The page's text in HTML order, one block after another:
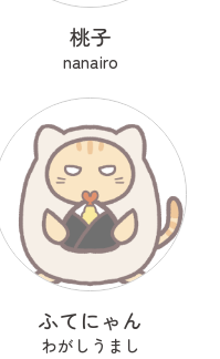
桃子
nanairo
ふてにゃん
わがしうまし